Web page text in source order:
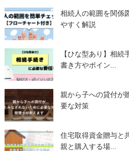
相続人の範囲を関係
やすく解説
【ひな型あり】相続
書き方やポイン...
親から子への貸付が
要な対策
住宅取得資金贈与と
親と購入する場...